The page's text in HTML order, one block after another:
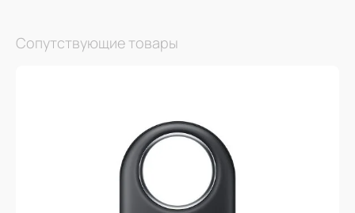
Сопутствующие товары